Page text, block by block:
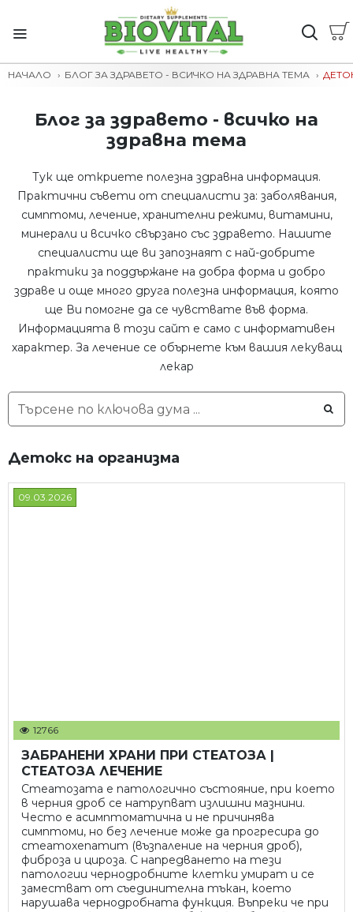
НАЧАЛО БЛОГ ЗА ЗДРАВЕТО - ВСИЧКО НА ЗДРАВНА ТЕМА
Блог за здравето - всичко на
здравна тема
Тук ще откриете полезна здравна информация.
Практични съвети от специалисти за: заболявания,
симптоми, лечение, хранителни режими, витамини,
минерали и всичко свързано със здравето. Нашите
специалисти ще ви запознаят с най-добрите
практики за поддържане на добра форма и добро
здраве и още много друга полезна информация, която
ще Ви помогне да се чувствате във форма.
Информацията в този сайт е само с информативен
характер. За лечение се обърнете към вашия лекуващ
лекар
Детокс на организма
09.03.2026
12766
ЗАБРАНЕНИ ХРАНИ ПРИ СТЕАТОЗА |
СТЕАТОЗА ЛЕЧЕНИЕ
Стеатозата е патологично състояние, при което
в черния дроб се натрупват излишни мазнини.
Често е асимптоматична и не причинява
симптоми, но без лечение може да прогресира до
стеатохепатит (възпаление на черния дроб),
фиброза и цироза. С напредването на тези
патологии чернодробните клетки умират и се
заместват от съединителна тъкан, което
нарушава чернодробната функция. Въпреки че при